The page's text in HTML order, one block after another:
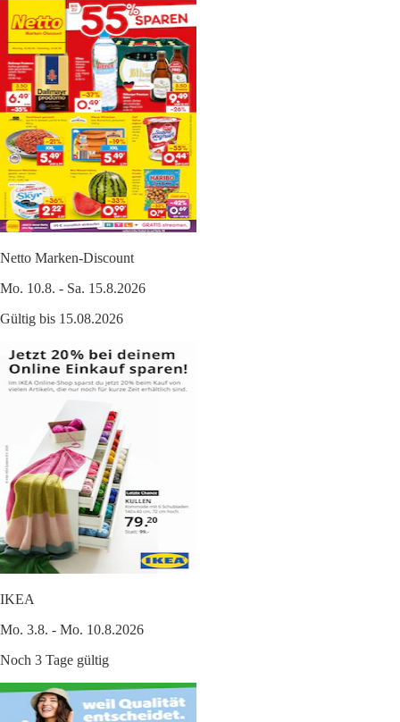
Netto Marken-Discount
Mo. 10.8. - Sa. 15.8.2026
Gültig bis 15.08.2026
IKEA
Mo. 3.8. - Mo. 10.8.2026
Noch 3 Tage gültig